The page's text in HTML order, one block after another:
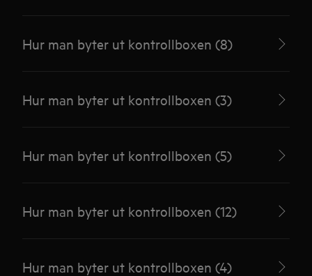
Hur man byter ut kontrollboxen (8)
Hur man byter ut kontrollboxen (3)
Hur man byter ut kontrollboxen (5)
Hur man byter ut kontrollboxen (12)
Hur man byter ut kontrollboxen (4)